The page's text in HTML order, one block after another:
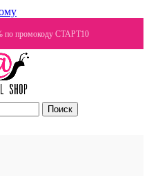
по промокоду СТАРТ10
Поиск